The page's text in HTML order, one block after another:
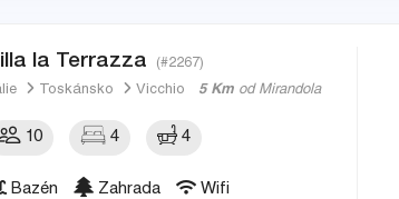
la Terrazza (#2267)
Toskánsko Vicchio 5 Km od Mirandola
10 4 4
Bazén Zahrada
Wifi